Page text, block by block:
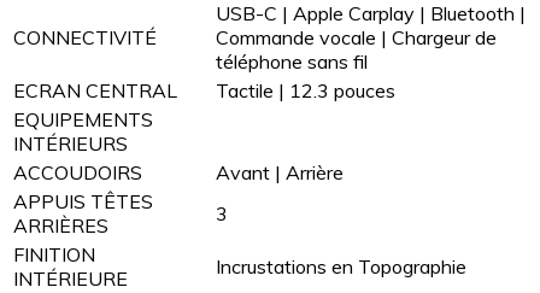
CONNECTIVITÉ
USB-C | Apple Carplay | Bluetooth |
Commande vocale | Chargeur de
téléphone sans fil
ECRAN CENTRAL
Tactile | 12.3 pouces
EQUIPEMENTS
INTÉRIEURS
ACCOUDOIRS
Avant | Arrière
APPUIS TÊTES
ARRIÈRES
3
FINITION
INTÉRIEURE
Incrustations en Topographie